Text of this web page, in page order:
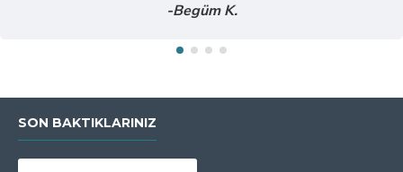
-Begüm K.
SON BAKTIKLARINIZ